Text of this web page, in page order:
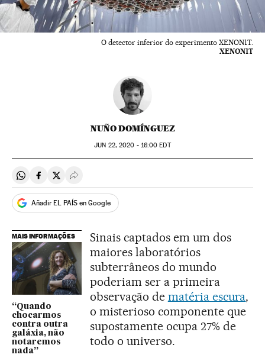
O detector inferior do experimento XENON1T.
XENON1T
NUÑO DOMÍNGUEZ
JUN 22, 2020 - 16:00 EDT
Compartir en Whatsapp
Compartir en Facebook
Compartir en Twitter
Desplegar Redes Sociales
Añadir EL PAÍS en Google
MAIS INFORMAÇÕES
“Quando
chocarmos
contra outra
galáxia, não
notaremos
nada”
Sinais captados em um dos
maiores laboratórios
subterrâneos do mundo
poderiam ser a primeira
observação de matéria escura,
o misterioso componente que
supostamente ocupa 27% de
todo o universo.